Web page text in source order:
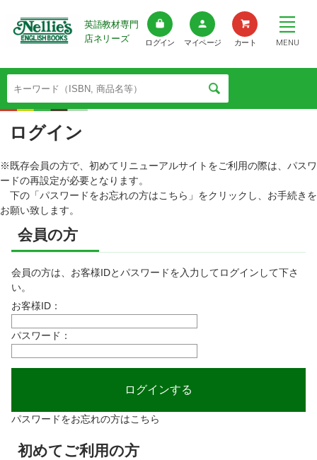
英語教材専門
店ネリーズ
ログイン マイページ カート MENU
ログイン
※既存会員の方で、初めてリニューアルサイトをご利用の際は、パスワ
ードの再設定が必要となります。
下の「パスワードをお忘れの方はこちら」をクリックし、お手続きを
お願い致します。
会員の方
会員の方は、お客様IDとパスワードを入力してログインして下さ
い。
お客様ID：
パスワード：
パスワードをお忘れの方はこちら
初めてご利用の方